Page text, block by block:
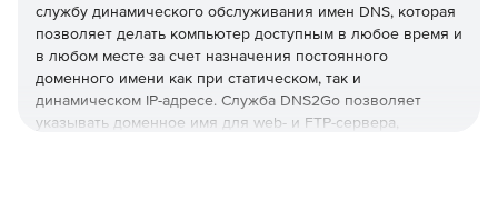
службу динамического обслуживания имен DNS, которая
позволяет делать компьютер доступным в любое время и
в любом месте за счет назначения постоянного
доменного имени как при статическом, так и
динамическом IP-адресе. Служба DNS2Go позволяет
указывать доменное имя для web- и FTP-сервера,